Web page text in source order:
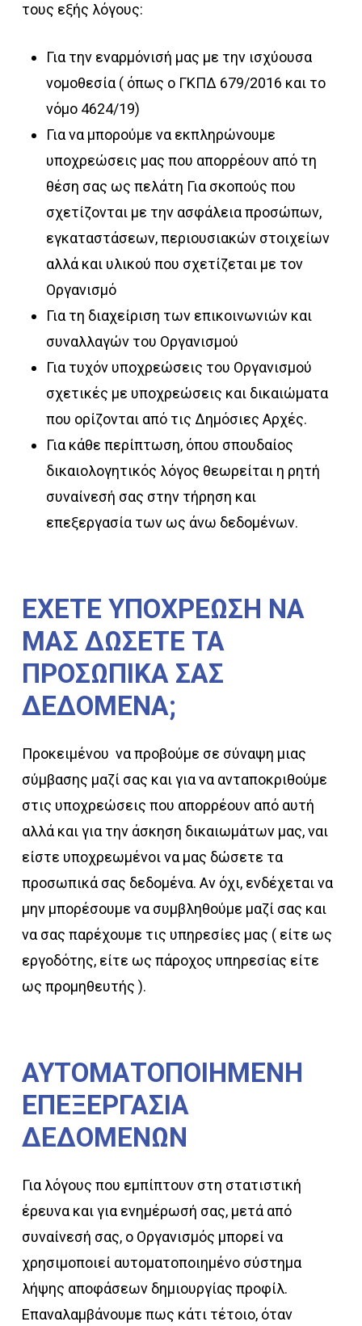
τους εξής λόγους:
Για την εναρμόνισή μας με την ισχύουσα
νομοθεσία ( όπως ο ΓΚΠΔ 679/2016 και το
νόμο 4624/19)
Για να μπορούμε να εκπληρώνουμε
υποχρεώσεις μας που απορρέουν από τη
θέση σας ως πελάτη Για σκοπούς που
σχετίζονται με την ασφάλεια προσώπων,
εγκαταστάσεων, περιουσιακών στοιχείων
αλλά και υλικού που σχετίζεται με τον
Οργανισμό
Για τη διαχείριση των επικοινωνιών και
συναλλαγών του Οργανισμού
Για τυχόν υποχρεώσεις του Οργανισμού
σχετικές με υποχρεώσεις και δικαιώματα
που ορίζονται από τις Δημόσιες Αρχές.
Για κάθε περίπτωση, όπου σπουδαίος
δικαιολογητικός λόγος θεωρείται η ρητή
συναίνεσή σας στην τήρηση και
επεξεργασία των ως άνω δεδομένων.
ΕΧΕΤΕ ΥΠΟΧΡΕΩΣΗ ΝΑ
ΜΑΣ ΔΩΣΕΤΕ ΤΑ
ΠΡΟΣΩΠΙΚΑ ΣΑΣ
ΔΕΔΟΜΕΝΑ;
Προκειμένου να προβούμε σε σύναψη μιας
σύμβασης μαζί σας και για να ανταποκριθούμε
στις υποχρεώσεις που απορρέουν από αυτή
αλλά και για την άσκηση δικαιωμάτων μας, ναι
είστε υποχρεωμένοι να μας δώσετε τα
προσωπικά σας δεδομένα. Αν όχι, ενδέχεται να
μην μπορέσουμε να συμβληθούμε μαζί σας και
να σας παρέχουμε τις υπηρεσίες μας ( είτε ως
εργοδότης, είτε ως πάροχος υπηρεσίας είτε
ως προμηθευτής ).
ΑΥΤΟΜΑΤΟΠΟΙΗΜΕΝΗ
ΕΠΕΞΕΡΓΑΣΙΑ
ΔΕΔΟΜΕΝΩΝ
Για λόγους που εμπίπτουν στη στατιστική
έρευνα και για ενημέρωσή σας, μετά από
συναίνεσή σας, ο Οργανισμός μπορεί να
χρησιμοποιεί αυτοματοποιημένο σύστημα
λήψης αποφάσεων δημιουργίας προφίλ.
Επαναλαμβάνουμε πως κάτι τέτοιο, όταν